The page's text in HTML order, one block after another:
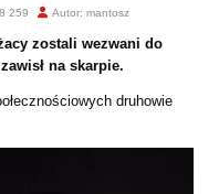
259 Autor: mantosz
zostali wezwani do
na skarpie.
druhowie